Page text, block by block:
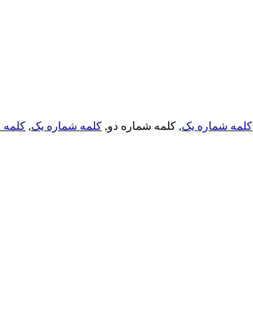
کلمه شماره یک, کلمه شماره دو, کلمه شماره یک, کلمه